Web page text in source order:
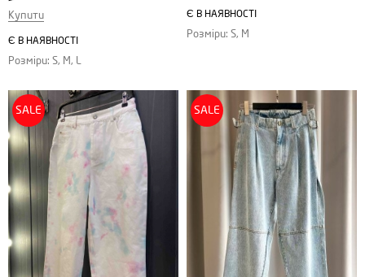
Купити
Є В НАЯВНОСТІ
Розміри: S, M, L
Є В НАЯВНОСТІ
Розміри: S, M
SALE SALE